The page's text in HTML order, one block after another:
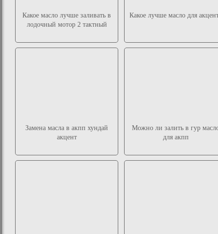
Какое масло лучше заливать в
лодочный мотор 2 тактный
Какое лучше масло для
Замена масла в акпп хундай
акцент
Можно ли залить в гур
для акпп